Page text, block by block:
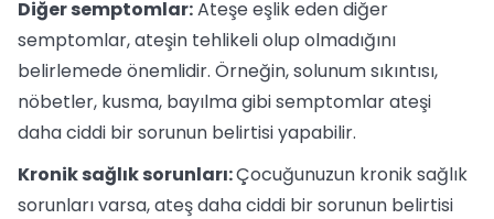
Diğer semptomlar:Ateşe eşlik eden diğer
semptomlar, ateşin tehlikeli olup olmadığını
belirlemede önemlidir. Örneğin, solunum sıkıntısı,
nöbetler, kusma, bayılma gibi semptomlar ateşi
daha ciddi bir sorunun belirtisi yapabilir.
Kronik sağlık sorunları:Çocuğunuzun kronik sağlık
sorunları varsa, ateş daha ciddi bir sorunun belirtisi